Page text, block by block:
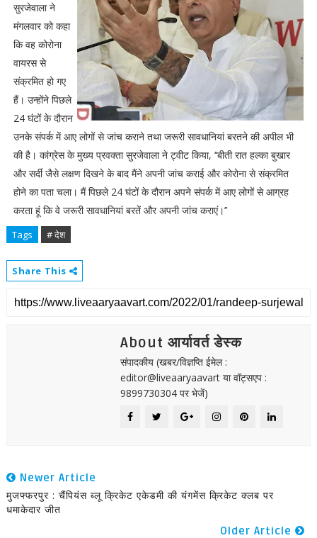
सुरजेवाला ने
मंगलवार को कहा
कि वह कोरोना
वायरस से
संक्रमित हो गए
हैं। उन्होंने पिछले
24 घंटों के दौरान
उनके संपर्क में आए लोगों से जांच कराने तथा जरूरी सावधानियां बरतने की अपील भी
की है। कांग्रेस के मुख्य प्रवक्ता सुरजेवाला ने ट्वीट किया, ‘‘बीती रात हल्का बुखार
और सर्दी जैसे लक्षण दिखने के बाद मैंने अपनी जांच कराई और कोरोना से संक्रमित
होने का पता चला। मैं पिछले 24 घंटों के दौरान अपने संपर्क में आए लोगों से आग्रह
करता हूं कि वे जरूरी सावधानियां बरतें और अपनी जांच कराएं।’’
Tags # देश
Share This
About आर्यावर्त डेस्क
संपादकीय (खबर/विज्ञप्ति ईमेल :
editor@liveaaryaavart या वॉट्सएप :
9899730304 पर भेजें)
Newer Article
मुजफ्फरपुर : चैंपियंस ब्लू क्रिकेट एकेडमी की यंगमेंस क्रिकेट क्लब पर
धमाकेदार जीत
Older Article